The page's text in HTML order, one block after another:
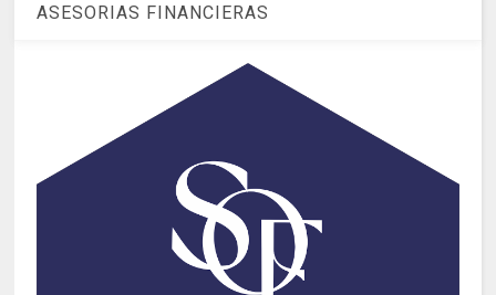
ASESORIAS FINANCIERAS